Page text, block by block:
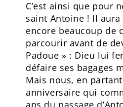
C’est ainsi que pour
saint Antoine ! Il
encore beaucoup de
parcourir avant de
Padoue » : Dieu lui
défaire ses bagages
Mais nous, en
anniversaire qui
ans du passage